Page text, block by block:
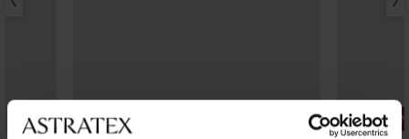
-20% BRA20 2+1 INGYEN